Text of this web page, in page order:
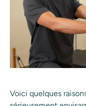
Voici quelques